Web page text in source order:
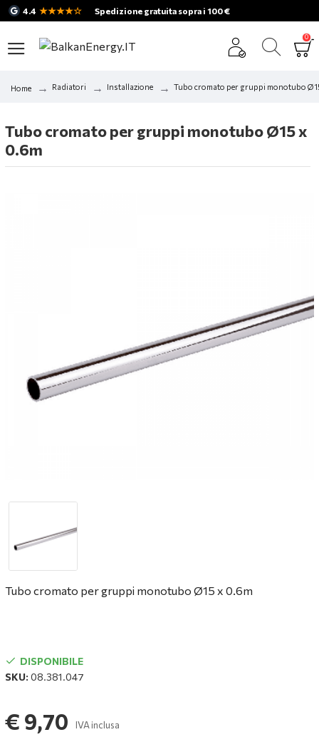
4.4 ★★★★☆ Spedizione gratuita sopra i 100 €
0
Home Radiatori Installazione Tubo cromato per gruppi monotubo
Tubo cromato per gruppi monotubo Ø15 x
0.6m
Tubo cromato per gruppi monotubo Ø15 x 0.6m
DISPONIBILE
SKU: 08.381.047
€ 9,70 IVA inclusa